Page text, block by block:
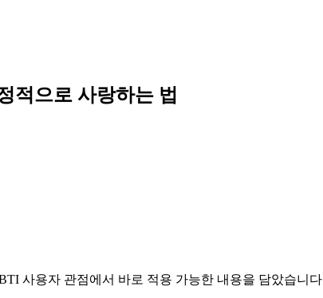
적으로 사랑하는 법
사용자 관점에서 바로 적용 가능한 내용을 담았습니다